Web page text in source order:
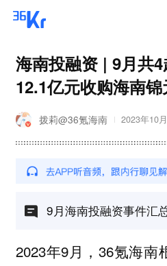
海南投融资 | 9月共
12.1亿元收购海南
拨莉@36氪海南 2023年10
9月海南投融资事件汇总
2023年9月，36氪海南